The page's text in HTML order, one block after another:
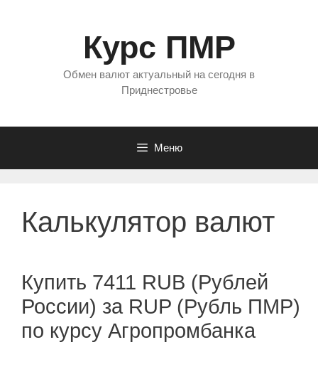
Курс ПМР
Обмен валют актуальный на сегодня в
Приднестровье
Меню
Калькулятор валют
Купить 7411 RUB (Рублей
России) за RUP (Рубль ПМР)
по курсу Агропромбанка